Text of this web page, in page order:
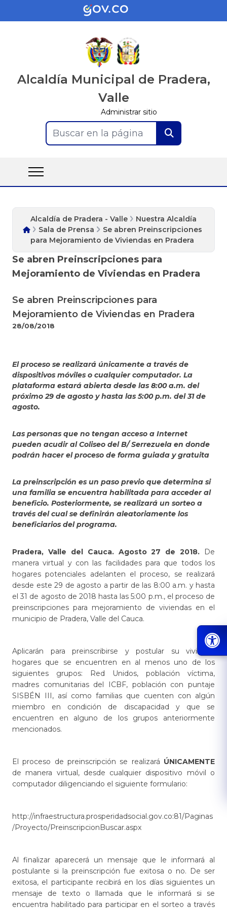
Alcaldía Municipal de Pradera,
Valle
Administrar sitio
Buscar en la página
Alcaldía de Pradera - Valle
Nuestra Alcaldía
Sala de Prensa
Se abren Preinscripciones
para Mejoramiento de Viviendas en Pradera
Se abren Preinscripciones para
Mejoramiento de Viviendas en Pradera
Se abren Preinscripciones para
Mejoramiento de Viviendas en Pradera
28/08/2018
El proceso se realizará únicamente a través de
dispositivos móviles o cualquier computador. La
plataforma estará abierta desde las 8:00 a.m. del
próximo 29 de agosto y hasta las 5:00 p.m. del 31 de
agosto.
Las personas que no tengan acceso a Internet
pueden acudir al Coliseo del B/ Serrezuela en donde
podrán hacer el proceso de forma guiada y gratuita
La preinscripción es un paso previo que determina si
una familia se encuentra habilitada para acceder al
beneficio. Posteriormente, se realizará un sorteo a
través del cual se definirán aleatoriamente los
beneficiarios del programa.
Pradera, Valle del Cauca. Agosto 27 de 2018.
De
manera virtual y con las facilidades para que todos los
hogares potenciales adelanten el proceso, se realizará
desde este 29 de agosto a partir de las 8:00 a.m. y hasta
el 31 de agosto de 2018 hasta las 5:00 p.m., el proceso de
preinscripciones para mejoramiento de viviendas en el
municipio de Pradera, Valle del Cauca.
Aplicarán para preinscribirse y postular su vivienda
hogares que se encuentren en al menos uno de los
siguientes grupos: Red Unidos, población víctima,
madres comunitarias del ICBF, población con puntaje
SISBÉN III, así como familias que cuenten con algún
miembro en condición de discapacidad y que se
encuentren en alguno de los grupos anteriormente
mencionados.
El proceso de preinscripción se realizará ÚNICAMENTE
de manera virtual, desde cualquier dispositivo móvil o
computador diligenciando el siguiente formulario:
http://infraestructura.prosperidadsocial.gov.co:81/Paginas
/Proyecto/PreinscripcionBuscar.aspx
Al finalizar aparecerá un mensaje que le informará al
postulante si la preinscripción fue exitosa o no. De ser
exitosa, el participante recibirá en los días siguientes un
mensaje de texto o llamada que le informará si se
encuentra habilitado para participar en el sorteo a través